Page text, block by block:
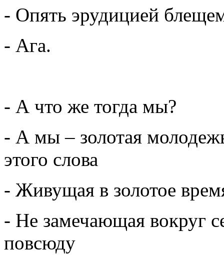
- Опять эрудицией
- Ага.
- А что же тогда мы?
- А мы – золотая
этого слова
- Живущая в золотое
- Не замечающая вокруг
повсюду